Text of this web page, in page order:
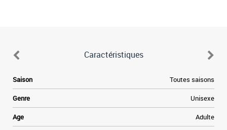
Caractéristiques
Saison Toutes saisons
Genre Unisexe
Age Adulte